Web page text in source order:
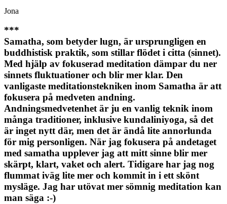
Jona
***
Samatha, som betyder lugn, är ursprungligen en
buddhistisk praktik, som stillar flödet i citta (sinnet).
Med hjälp av fokuserad meditation dämpar du ner
sinnets fluktuationer och blir mer klar. Den
vanligaste meditationstekniken inom Samatha är att
fokusera på medveten andning.
Andningsmedvetenhet är ju en vanlig teknik inom
många traditioner, inklusive kundaliniyoga, så det
är inget nytt där, men det är ändå lite annorlunda
för mig personligen. När jag fokusera på andetaget
med samatha upplever jag att mitt sinne blir mer
skärpt, klart, vaket och alert. Tidigare har jag nog
flummat iväg lite mer och kommit in i ett skönt
mysläge. Jag har utövat mer sömnig meditation kan
man säga :-)